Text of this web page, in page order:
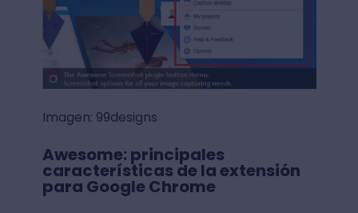
Imagen: 99designs
Awesome: principales
características de la extensión
para Google Chrome